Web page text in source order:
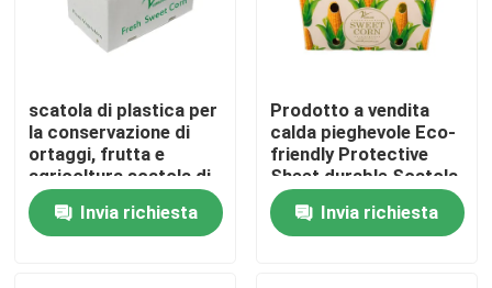
Casa.
Prodotti
scatola di plastica per
la conservazione di
ortaggi, frutta e
agricoltura scatola di
imballaggio
Invia richiesta
Prodotto a vendita
calda pieghevole Eco-
friendly Protective
Sheet durable Scatola
di plastica per ortaggi
e fruttaInvia richiesta